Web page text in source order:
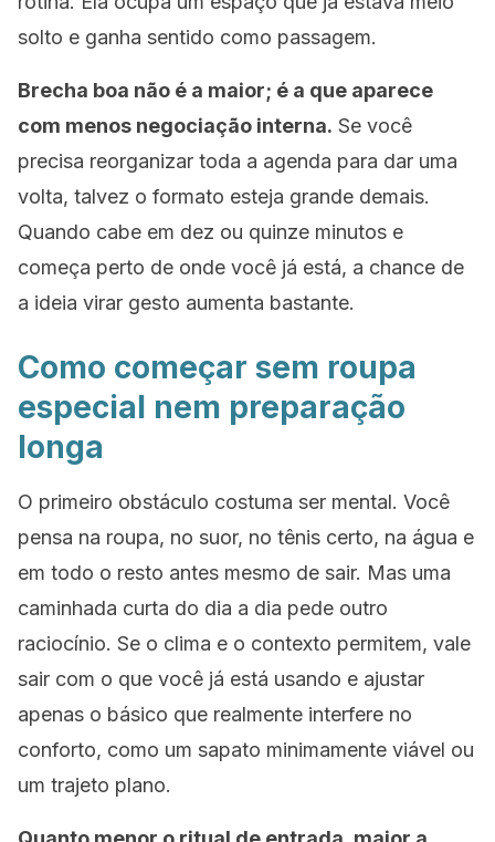
solto e ganha sentido como passagem.
Brecha boa não é a maior; é a que aparece
com menos negociação interna. Se você
precisa reorganizar toda a agenda para dar uma
volta, talvez o formato esteja grande demais.
Quando cabe em dez ou quinze minutos e
começa perto de onde você já está, a chance de
a ideia virar gesto aumenta bastante.
Como começar sem roupa
especial nem preparação
longa
O primeiro obstáculo costuma ser mental. Você
pensa na roupa, no suor, no tênis certo, na água e
em todo o resto antes mesmo de sair. Mas uma
caminhada curta do dia a dia pede outro
raciocínio. Se o clima e o contexto permitem, vale
sair com o que você já está usando e ajustar
apenas o básico que realmente interfere no
conforto, como um sapato minimamente viável ou
um trajeto plano.